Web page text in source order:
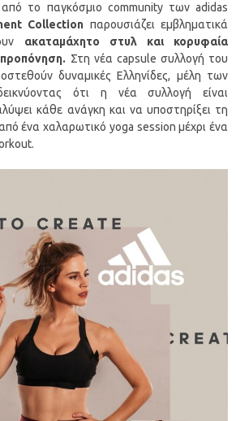
το παγκόσμιο community των adidas
Collection παρουσιάζει εμβληματικά
ακαταμάχητο στυλ και κορυφαία
Στη νέα capsule συλλογή του
δυναμικές Ελληνίδες, μέλη των
ότι η νέα συλλογή είναι
κάθε ανάγκη και να υποστηρίξει τη
ένα χαλαρωτικό yoga session μέχρι ένα